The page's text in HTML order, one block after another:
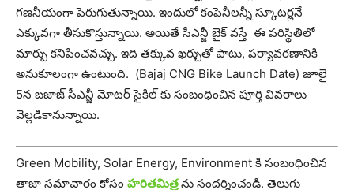
గణనీయంగా పెరుగుతున్నాయి. ఇందులో కంపెనీలన్నీ స్కూటర్లనే
ఎక్కువగా తీసుకొస్తున్నాయి. అయితే సీఎన్జీ బైక్ వస్తే ఈ పరిస్థితిలో
మార్పు కనిపించవచ్చు. ఇది తక్కువ ఖర్చుతో పాటు, పర్యావరణానికి
అనుకూలంగా ఉంటుంది. (Bajaj CNG Bike Launch Date) జూలై
5న బజాజ్ సీఎన్జీ మోటర్ సైకిల్ కు సంబంధించిన పూర్తి వివరాలు
వెల్లడికానున్నాయి.
Green Mobility, Solar Energy, Environment కి సంబంధించిన
తాజా సమాచారం కోసం హరితమిత్రను సందర్శించండి. తెలుగు